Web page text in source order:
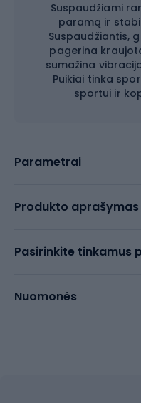
Suspaudžiami
paramą ir
Suspaudžiantis,
pagerina
sumažina
Puikiai tinka
sportui ir
Parametrai
Produkto aprašymas
Pasirinkite tinkamus
Nuomonės